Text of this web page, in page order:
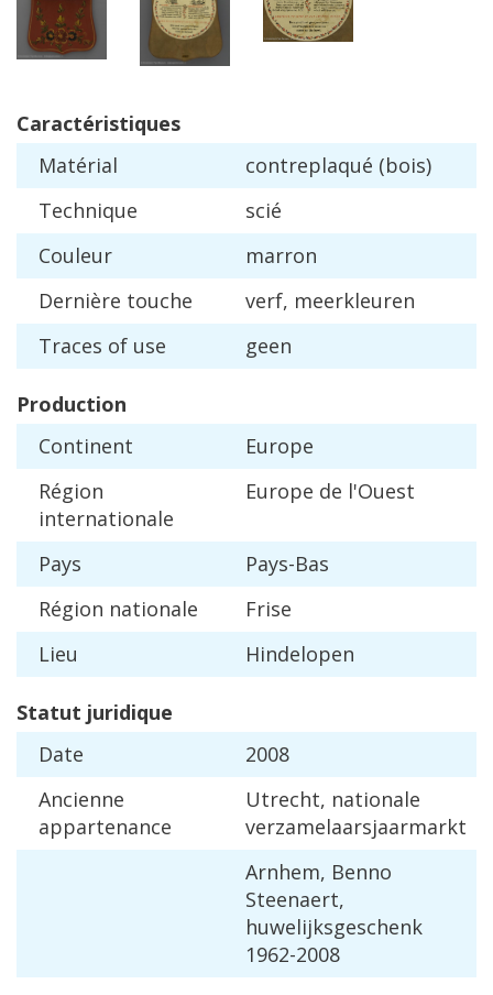
Caractéristiques
Matérial contreplaqué (bois)
Technique
scié
Couleur
marron
Dernière touche verf, meerkleuren
Traces of use geen
Production
Continent
Europe
Région
internationale
Europe de l'Ouest
Pays Pays-Bas
Région nationale
Frise
Lieu
Hindelopen
Statut juridique
Date
2008
Ancienne
appartenance
Utrecht, nationale
verzamelaarsjaarmarkt
Arnhem, Benno
Steenaert,
huwelijksgeschenk
1962-2008